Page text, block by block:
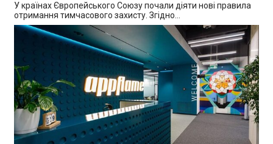
У країнах Європейського Союзу почали діяти нові правила
отримання тимчасового захисту. Згідно…